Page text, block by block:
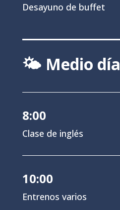
Desayuno de buffet
🌤️ Medio día
8:00
Clase de inglés
10:00
Entrenos varios